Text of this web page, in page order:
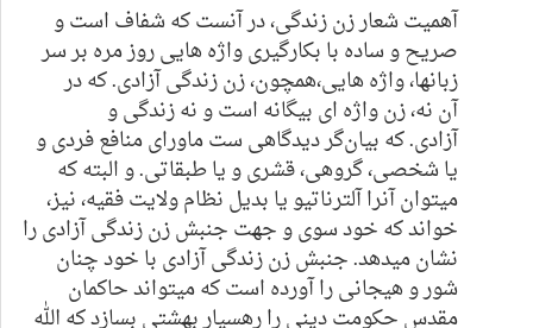
آهمیت شعار زن زندگی، در آنست کهشفافاست و
صریح وساده با بکارگیری واژه هایی روز مره بر سر
زبانها، واژه هایی،همچون، زن زندگی آزادی.که در
آننه، زن واژه ای بیگانه است و نه زندگی و
آزادی.کهبیانگردیدگاهی ست ماورای منافع فردی و
یا شخصی، گروهی، قشری و یا طبقاتی.و البته که
میتوان آنرا آلترناتیو یا بدیل نظام ولایت فقیه، نیز،
خواند که خود سوی و جهت جنبش زن زندگی آزادی را
نشان میدهد. جنبش زن زندگی آزادی با خود چنان
شور و هیجانی را آورده است که میتواند حاکمان
مقدس حکومت دینی را رهسپار بهشتی بسازد که الله